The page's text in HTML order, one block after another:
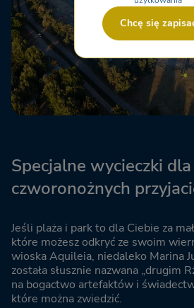
Specjalne wycieczki dla
czworonożnych
Jeśli plaża i park to dla Ciebie za
które możesz odkryć ze swoim
wioska Aquileia, niedaleko Marina
została słusznie nazwana „drugim
na bogactwo artefaktów i
które można zwiedzić.
Chcę się